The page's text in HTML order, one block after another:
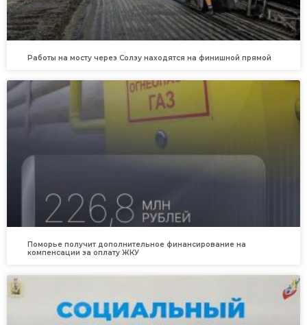
Работы на мосту через Солзу находятся на финишной прямой
Поморье получит дополнительное финансирование на
компенсации за оплату ЖКУ